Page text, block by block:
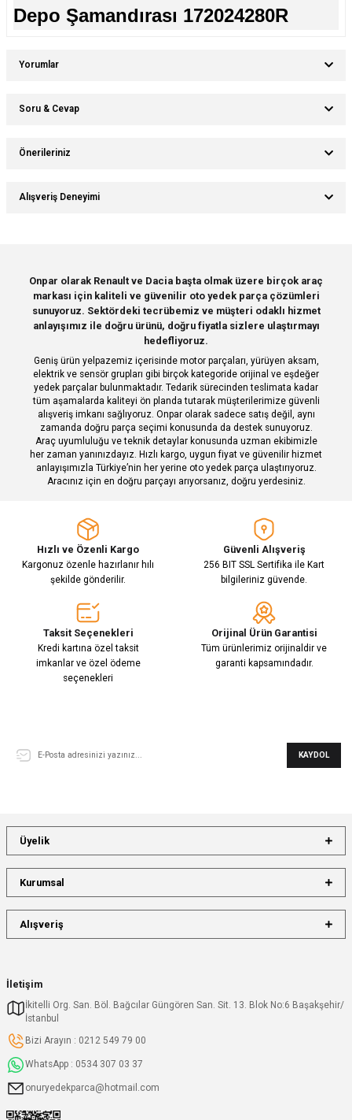
Depo Şamandırası 172024280R
Yorumlar
Soru & Cevap
Önerileriniz
Bu ürünün fiyat bilgisi, resim, ürün açıklamalarında ve diğer konularda
yetersiz gördüğünüz noktaları öneri formunu kullanarak tarafımıza
Ürün resmi kalitesiz, bozuk veya görüntülenemiyor.
Ürün açıklamasında eksik bilgiler bulunuyor.
Ürün bilgilerinde hatalar bulunuyor.
Ürün fiyatı diğer sitelerden daha pahalı.
Bu ürüne benzer farklı alternatifler olmalı.
Gönder
Alışveriş Deneyimi
Deneyimini Paylaş
Onpar olarak Renault ve Dacia başta olmak üzere birçok araç
markası için kaliteli ve güvenilir oto yedek parça çözümleri
sunuyoruz. Sektördeki tecrübemiz ve müşteri odaklı hizmet
anlayışımız ile doğru ürünü, doğru fiyatla sizlere ulaştırmayı
hedefliyoruz.
Geniş ürün yelpazemiz içerisinde motor parçaları, yürüyen aksam,
elektrik ve sensör grupları gibi birçok kategoride orijinal ve eşdeğer
yedek parçalar bulunmaktadır. Tedarik sürecinden teslimata kadar
tüm aşamalarda kaliteyi ön planda tutarak müşterilerimize güvenli
alışveriş imkanı sağlıyoruz. Onpar olarak sadece satış değil, aynı
zamanda doğru parça seçimi konusunda da destek sunuyoruz.
Araç uyumluluğu ve teknik detaylar konusunda uzman ekibimizle
her zaman yanınızdayız. Hızlı kargo, uygun fiyat ve güvenilir hizmet
anlayışımızla Türkiye’nin her yerine oto yedek parça ulaştırıyoruz.
Aracınız için en doğru parçayı arıyorsanız, doğru yerdesiniz.
Hızlı ve Özenli Kargo
Kargonuz özenle hazırlanır hılı
şekilde gönderilir.
Güvenli Alışveriş
256 BIT SSL Sertifika ile Kart
bilgileriniz güvende.
Taksit Seçenekleri
Kredi kartına özel taksit
imkanlar ve özel ödeme
seçenekleri
Orijinal Ürün Garantisi
Tüm ürünlerimiz orijinaldir ve
garanti kapsamındadır.
KAYDOL
İletişim
İkitelli Org. San. Böl. Bağcılar Güngören San. Sit. 13. Blok No:6 Başakşehir/
İstanbul
Bizi Arayın : 0212 549 79 00
WhatsApp : 0534 307 03 37
onuryedekparca@hotmail.com
Üyelik
Kurumsal
Alışveriş